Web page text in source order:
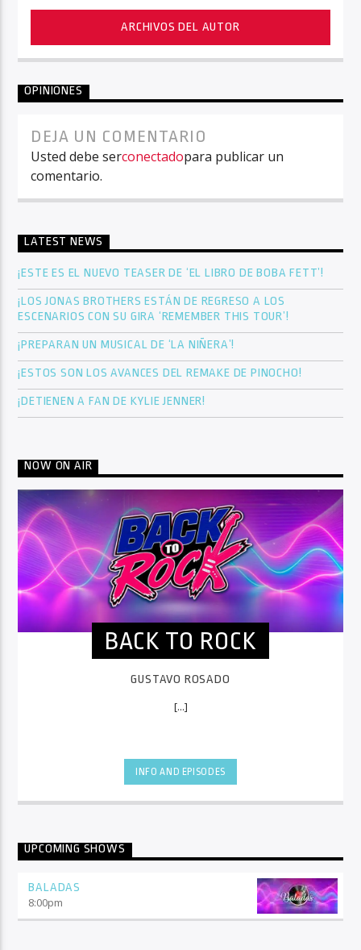
ARCHIVOS DEL AUTOR
OPINIONES
DEJA UN COMENTARIO
Usted debe serconectadopara publicar un
comentario.
LATEST NEWS
¡ESTE ES EL NUEVO TEASER DE ‘EL LIBRO DE BOBA FETT’!
¡LOS JONAS BROTHERS ESTÁN DE REGRESO A LOS
ESCENARIOS CON SU GIRA ‘REMEMBER THIS TOUR’!
¡PREPARAN UN MUSICAL DE ‘LA NIÑERA’!
¡ESTOS SON LOS AVANCES DEL REMAKE DE PINOCHO!
¡DETIENEN A FAN DE KYLIE JENNER!
NOW ON AIR
BACK TO ROCK
GUSTAVO ROSADO
[...]
INFO AND EPISODES
UPCOMING SHOWS
BALADAS
8:00pm